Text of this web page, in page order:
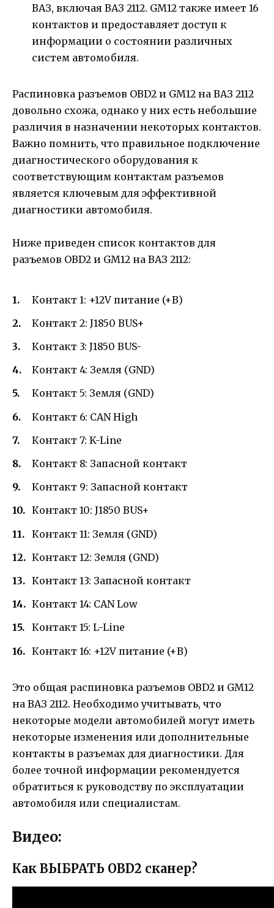
ВАЗ, включая ВАЗ 2112. GM12 также имеет 16
контактов и предоставляет доступ к
информации о состоянии различных
систем автомобиля.
Распиновка разъемов OBD2 и GM12 на ВАЗ 2112
довольно схожа, однако у них есть небольшие
различия в назначении некоторых контактов.
Важно помнить, что правильное подключение
диагностического оборудования к
соответствующим контактам разъемов
является ключевым для эффективной
диагностики автомобиля.
Ниже приведен список контактов для
разъемов OBD2 и GM12 на ВАЗ 2112:
Контакт 1: +12V питание (+B)
Контакт 2: J1850 BUS+
Контакт 3: J1850 BUS-
Контакт 4: Земля (GND)
Контакт 5: Земля (GND)
Контакт 6: CAN High
Контакт 7: K-Line
Контакт 8: Запасной контакт
Контакт 9: Запасной контакт
Контакт 10: J1850 BUS+
Контакт 11: Земля (GND)
Контакт 12: Земля (GND)
Контакт 13: Запасной контакт
Контакт 14: CAN Low
Контакт 15: L-Line
Контакт 16: +12V питание (+B)
Это общая распиновка разъемов OBD2 и GM12
на ВАЗ 2112. Необходимо учитывать, что
некоторые модели автомобилей могут иметь
некоторые изменения или дополнительные
контакты в разъемах для диагностики. Для
более точной информации рекомендуется
обратиться к руководству по эксплуатации
автомобиля или специалистам.
Видео:
Как ВЫБРАТЬ OBD2 сканер?